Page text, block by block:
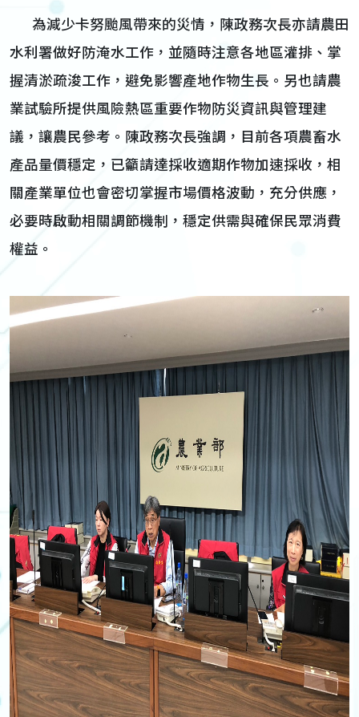
為減少卡努颱風帶來的災情，陳政務次長亦請農田
水利署做好防淹水工作，並隨時注意各地區灌排、掌
握清淤疏浚工作，避免影響產地作物生長。另也請農
業試驗所提供風險熱區重要作物防災資訊與管理建
議，讓農民參考。陳政務次長強調，目前各項農畜水
產品量價穩定，已籲請達採收適期作物加速採收，相
關產業單位也會密切掌握市場價格波動，充分供應，
必要時啟動相關調節機制，穩定供需與確保民眾消費
權益。